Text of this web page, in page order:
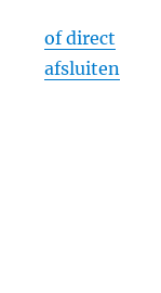
of direct
afsluiten